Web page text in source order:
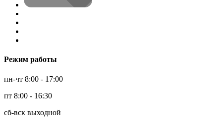
Режим работы
пн-чт 8:00 - 17:00
пт 8:00 - 16:30
сб-вск выходной